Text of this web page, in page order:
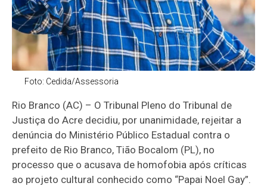
Foto: Cedida/Assessoria
Rio Branco (AC) – O Tribunal Pleno do Tribunal de
Justiça do Acre decidiu, por unanimidade, rejeitar a
denúncia do Ministério Público Estadual contra o
prefeito de Rio Branco, Tião Bocalom (PL), no
processo que o acusava de homofobia após críticas
ao projeto cultural conhecido como “Papai Noel Gay”.